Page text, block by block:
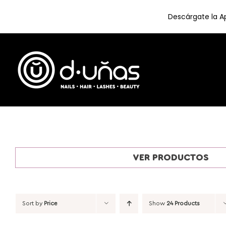
content
VER PRODUCTOS
Sort by Price Show 24 Products
Descárgate la